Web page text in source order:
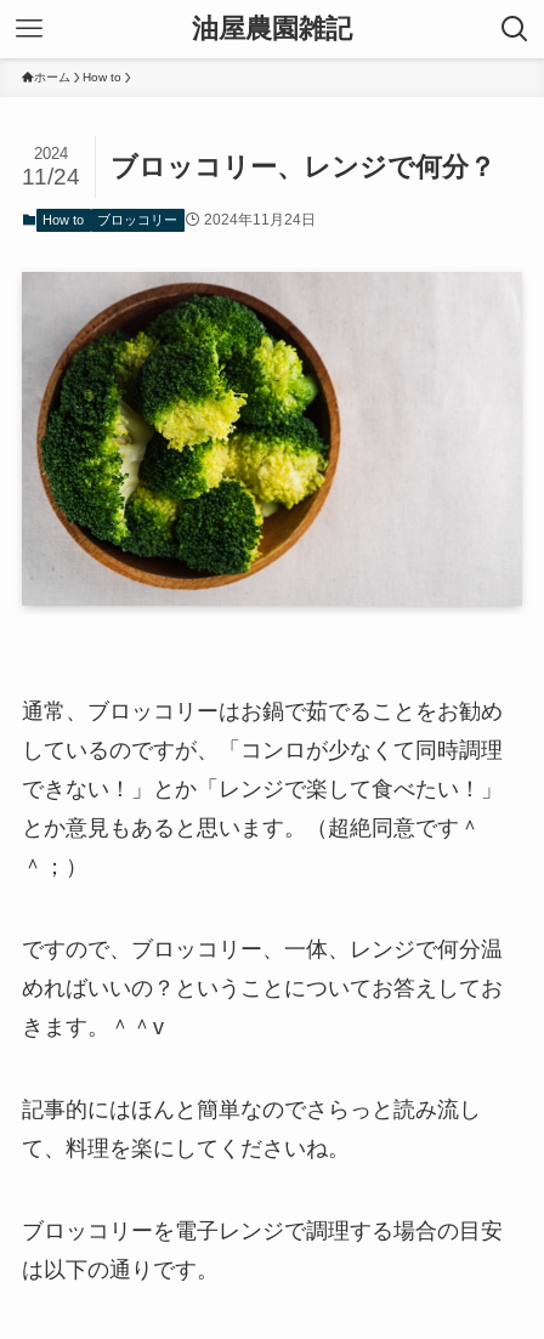
油屋農園雑記
ホーム How to
ブロッコリー、レンジで何分？
2024
11/24
How to ブロッコリー 2024年11月24日
通常、ブロッコリーはお鍋で茹でることをお勧め
しているのですが、「コンロが少なくて同時調理
できない！」とか「レンジで楽して食べたい！」
とか意見もあると思います。（超絶同意です＾
＾；）
ですので、ブロッコリー、一体、レンジで何分温
めればいいの？ということについてお答えしてお
きます。＾＾v
記事的にはほんと簡単なのでさらっと読み流し
て、料理を楽にしてくださいね。
ブロッコリーを電子レンジで調理する場合の目安
は以下の通りです。